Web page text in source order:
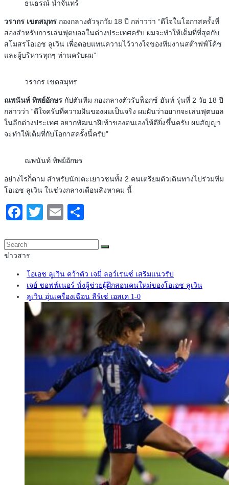
ธนธรณ์ น้ำจันทร์
วรากร เขตสมุทร กองกลางตัวรุกวัย 18 ปี กล่าวว่า “ดีใจในโอกาสครั้งที่
สองสำหรับการเล่นฟุตบอลในต่างประเทศครับ ผมจะทำให้เต็มที่ที่สุดกับ
สโมสรโอเอช ลูเวิน เพื่อตอบแทนความไว้วางใจของทีมงานสต๊าฟฟ์โค้ช
และผู้บริหารทุกๆ ท่านครับผม”
วรากร เขตสมุทร
ณพนันท์ ทิพย์อักษร กัปตันทีม กองกลางตัวรับฟ็อกซ์ ฮันท์ รุ่นที่ 2 วัย 18 ปี
กล่าวว่า “ดีใจครับที่ความฝันของผมเป็นจริง ผมฝันว่าอยากจะเล่นฟุตบอล
ในลีกต่างประเทศ อยากพัฒนาฝีเท้าของตนเองให้ดียิ่งขึ้นครับ ผมสัญญา
จะทำให้เต็มที่กับโอกาสครั้งนี้ครับ”
ณพนันท์ ทิพย์อักษร
อย่างไรก็ตาม สำหรับนักเตะเยาวชนทั้ง 2 คนเตรียมตัวเดินทางไปร่วมทีม
โอเอช ลูเวิน ในช่วงกลางเดือนสิงหาคม นี้
Facebook
Twitter
Email
ข่าวสาร
โอเอช ลูเวิน คว้าตัว เจมี่ ลอว์เรนซ์ เสริมแนวรับ
เจย์ ชอฟฟ์เนอร์ นั่งผู้ช่วยผู้ฝึกสอนคนใหม่ของโอเอช ลูเวิน
ลูเวิน อุ่นเครื่องเฉือน ลีร์เซ่ เอสเค 1-0